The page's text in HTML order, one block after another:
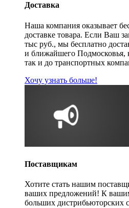
Доставка
Наша компания оказывает
доставке товара. Если Ваш
тыс руб., мы бесплатно
и ближайшего Подмосковья,
так и до транспортных
Хочу узнать больше!
Поставщикам
Хотите стать нашим
ваших предложений! К
больших дистрибьюторских